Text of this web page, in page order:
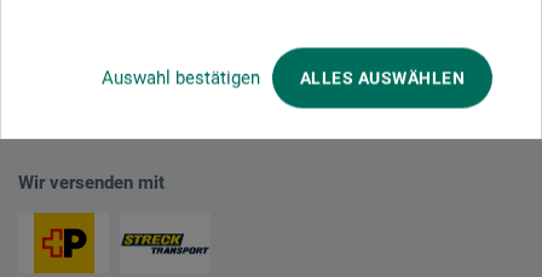
Auswahl bestätigen ALLES AUSWÄHLEN
Wir versenden mit